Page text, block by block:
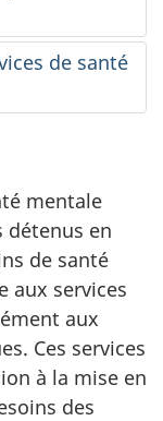
de santé
mentale
détenus en
de santé
aux services
aux
Ces services
à la mise en
des